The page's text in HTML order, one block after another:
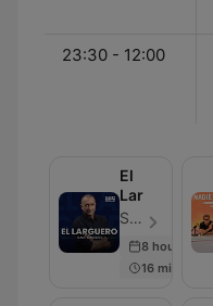
23:30 - 12:00
El
Larguero
SER Podcast - Episodio 684
8 hours ago
16 min